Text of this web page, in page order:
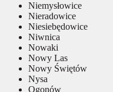
Niemysłowice
Nieradowice
Niesiebędowice
Niwnica
Nowaki
Nowy Las
Nowy Świętów
Nysa
Ogonów